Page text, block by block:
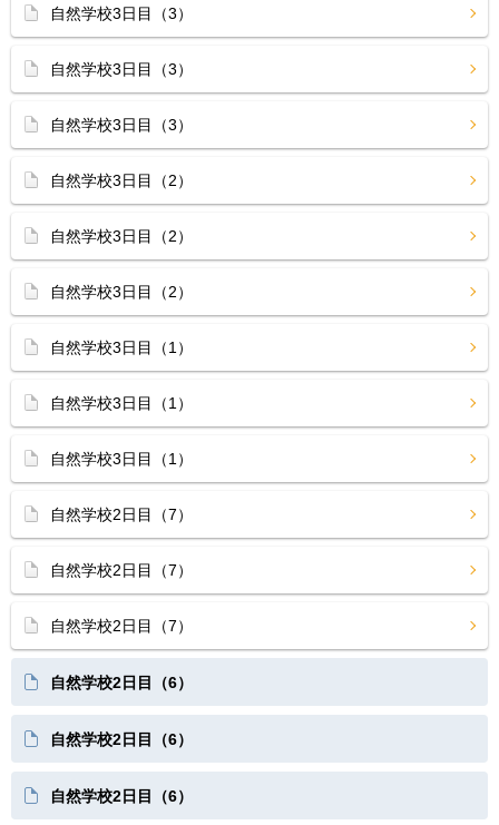
自然学校3日目（3）
自然学校3日目（3）
自然学校3日目（3）
自然学校3日目（2）
自然学校3日目（2）
自然学校3日目（2）
自然学校3日目（1）
自然学校3日目（1）
自然学校3日目（1）
自然学校2日目（7）
自然学校2日目（7）
自然学校2日目（7）
自然学校2日目（6）
自然学校2日目（6）
自然学校2日目（6）